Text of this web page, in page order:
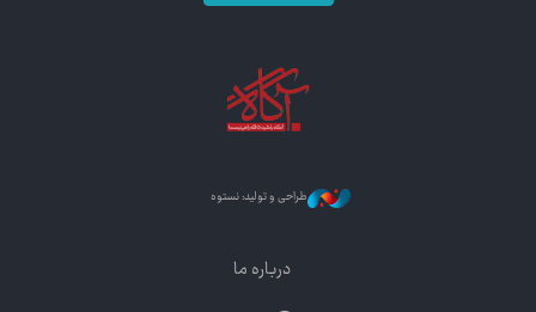
طراحی و تولید: نستوه
درباره ما